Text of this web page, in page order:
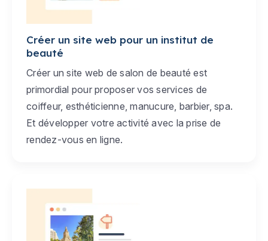
Créer un site web pour un institut de
beauté
Créer un site web de salon de beauté est
primordial pour proposer vos services de
coiffeur, esthéticienne, manucure, barbier, spa.
Et développer votre activité avec la prise de
rendez-vous en ligne.